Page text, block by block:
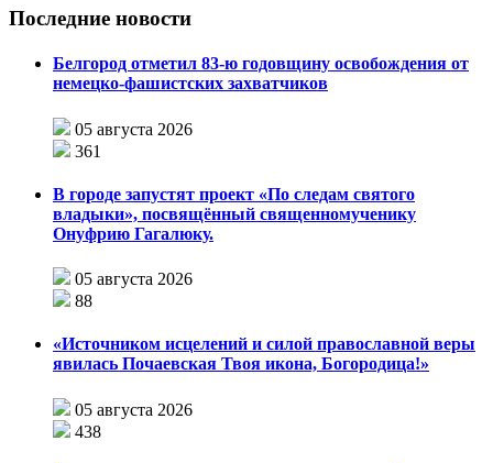
Последние новости
Белгород отметил 83-ю годовщину освобождения от
немецко-фашистских захватчиков
05 августа 2026
361
В городе запустят проект «По следам святого
владыки», посвящённый священномученику
Онуфрию Гагалюку.
05 августа 2026
88
«Источником исцелений и силой православной веры
явилась Почаевская Твоя икона, Богородица!»
05 августа 2026
438